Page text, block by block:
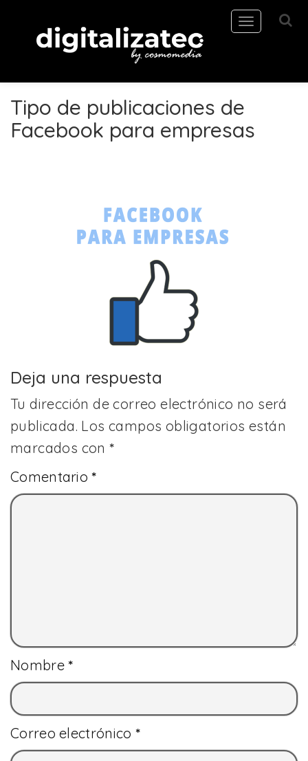
Toggle
navigation
Tipo de publicaciones de
Facebook para empresas
Deja una respuesta
Tu dirección de correo electrónico no será
publicada. Los campos obligatorios están
marcados con*
Comentario*
Nombre*
Correo electrónico *